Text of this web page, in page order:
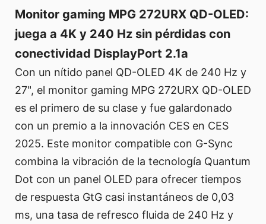
Monitor gaming MPG 272URX QD-OLED:
juega a 4K y 240 Hz sin pérdidas con
conectividad DisplayPort 2.1a
Con un nítido panel QD-OLED 4K de 240 Hz y
27", el monitor gaming MPG 272URX QD-OLED
es el primero de su clase y fue galardonado
con un premio a la innovación CES en CES
2025. Este monitor compatible con G-Sync
combina la vibración de la tecnología Quantum
Dot con un panel OLED para ofrecer tiempos
de respuesta GtG casi instantáneos de 0,03
ms, una tasa de refresco fluida de 240 Hz y